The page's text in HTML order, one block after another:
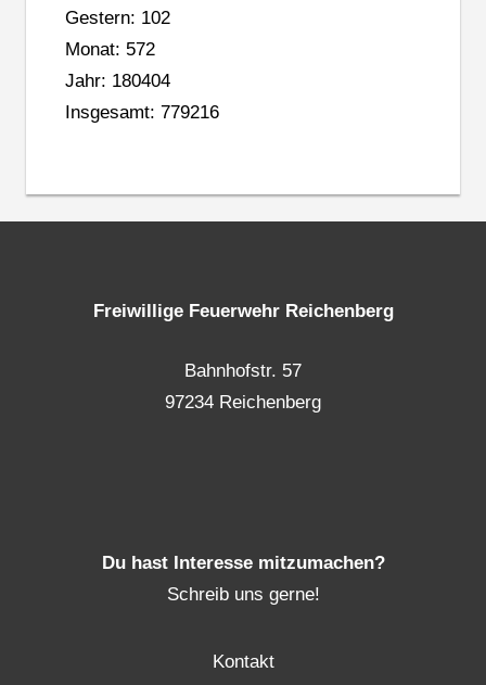
Gestern: 102
Monat: 572
Jahr: 180404
Insgesamt: 779216
Freiwillige Feuerwehr Reichenberg
Bahnhofstr. 57
97234 Reichenberg
Du hast Interesse mitzumachen?
Schreib uns gerne!
Kontakt